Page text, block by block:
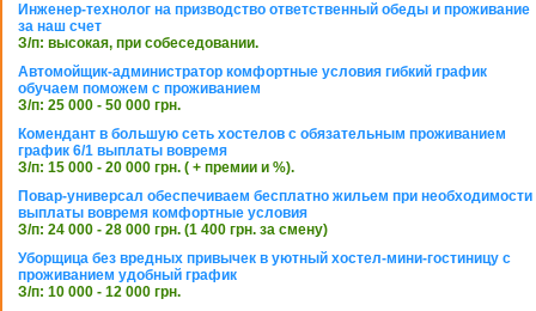
Инженер-технолог на призводство ответственный обеды и проживание
за наш счет
З/п: высокая, при собеседовании.
Автомойщик-администратор комфортные условия гибкий график
обучаем поможем с проживанием
З/п: 25 000 - 50 000 грн.
Комендант в большую сеть хостелов с обязательным проживанием
график 6/1 выплаты вовремя
З/п: 15 000 - 20 000 грн. ( + премии и %).
Повар-универсал обеспечиваем бесплатно жильем при необходимости
выплаты вовремя комфортные условия
З/п: 24 000 - 28 000 грн. (1 400 грн. за смену)
Уборщица без вредных привычек в уютный хостел-мини-гостиницу с
проживанием удобный график
З/п: 10 000 - 12 000 грн.